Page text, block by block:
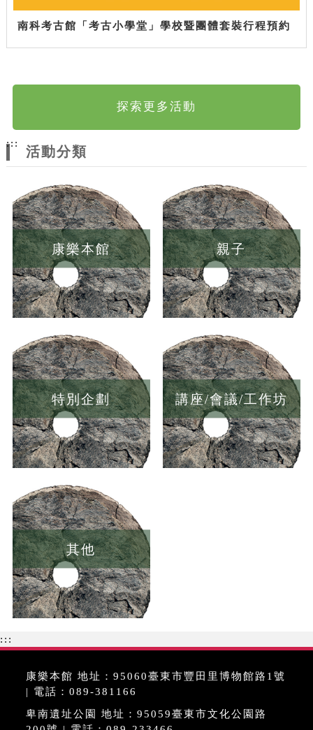
南科考古館「考古小學堂」學校暨團體套裝行程預約
探索更多活動
:::
活動分類
康樂本館 親子
特別企劃 講座/會議/工作坊
其他
:::
康樂本館 地址：95060臺東市豐田里博物館路1號
| 電話：089-381166
卑南遺址公園 地址：95059臺東市文化公園路